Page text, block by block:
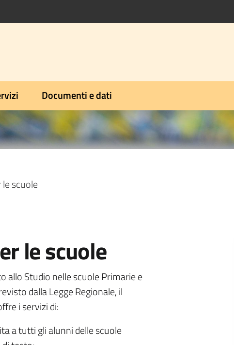
Documenti e dati
scuole
le scuole
allo Studio nelle scuole Primarie e
dalla Legge Regionale, il
i servizi di:
a tutti gli alunni delle scuole